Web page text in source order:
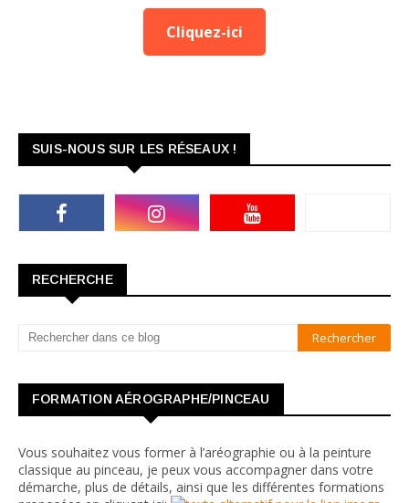
Cliquez-ici
SUIS-NOUS SUR LES RÉSEAUX !
RECHERCHE
FORMATION AÉROGRAPHE/PINCEAU
Vous souhaitez vous former à l’aréographie ou à la peinture
classique au pinceau, je peux vous accompagner dans votre
démarche, plus de détails, ainsi que les différentes formations